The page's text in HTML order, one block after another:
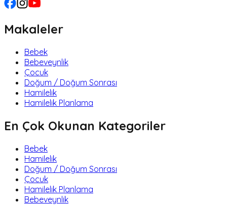
Makaleler
Bebek
Bebeveynlik
Çocuk
Doğum / Doğum Sonrası
Hamilelik
Hamilelik Planlama
En Çok Okunan Kategoriler
Bebek
Hamilelik
Doğum / Doğum Sonrası
Çocuk
Hamilelik Planlama
Bebeveynlik